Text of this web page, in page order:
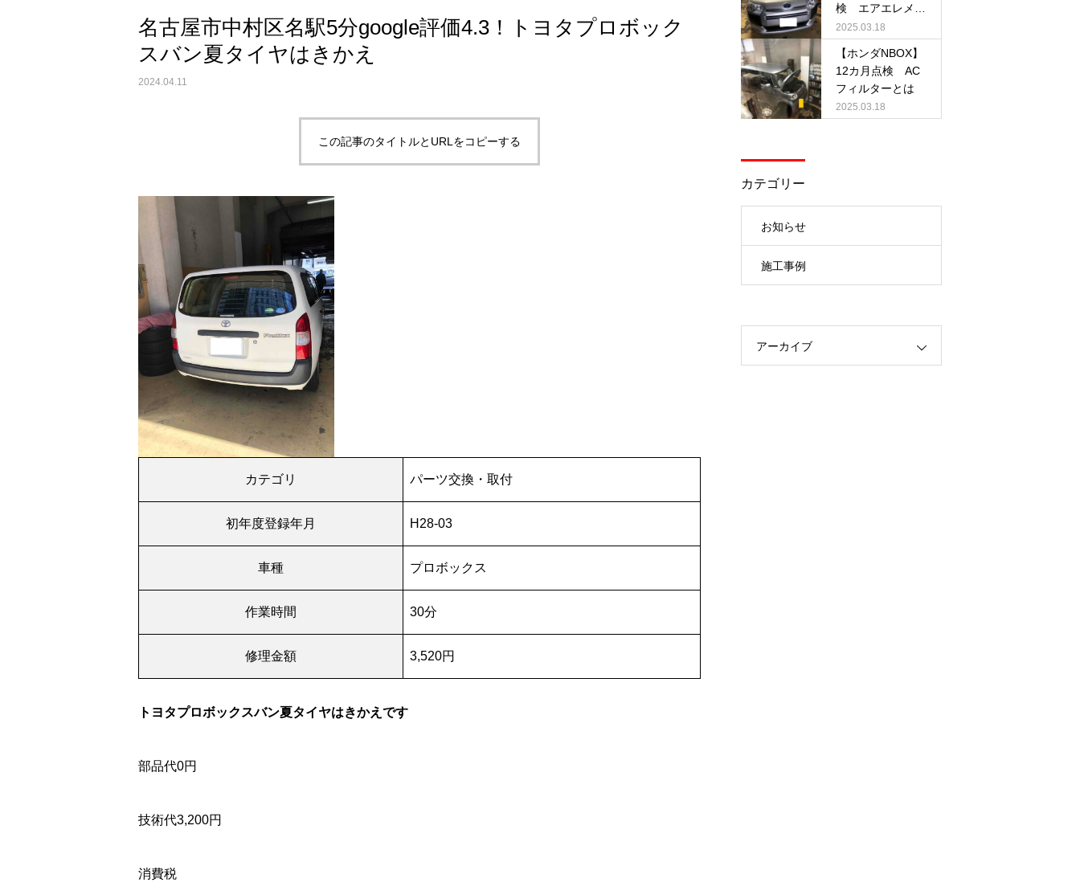
名古屋市中村区名駅5分google評価4.3！トヨタプロボック
スバン夏タイヤはきかえ
2024.04.11
この記事のタイトルとURLをコピーする
カテゴリ パーツ交換・取付
初年度登録年月 H28-03
車種 プロボックス
作業時間 30分
修理金額 3,520円
トヨタプロボックスバン夏タイヤはきかえです
部品代0円
技術代3,200円
消費税
検 エアエレメン
トとは
2025.03.18
【ホンダNBOX】
12カ月点検 AC
フィルターとは
2025.03.18
カテゴリー
お知らせ
施工事例
アーカイブ